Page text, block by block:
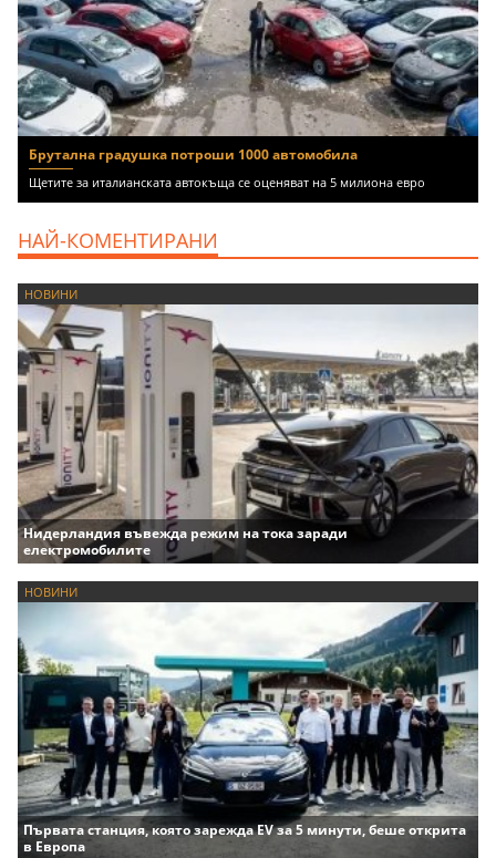
Брутална градушка потроши 1000 автомобила
Щетите за италианската автокъща се оценяват на 5 милиона евро
НАЙ-КОМЕНТИРАНИ
НОВИНИ
Нидерландия въвежда режим на тока заради
електромобилите
НОВИНИ
Първата станция, която зарежда EV за 5 минути, беше открита
в Европа